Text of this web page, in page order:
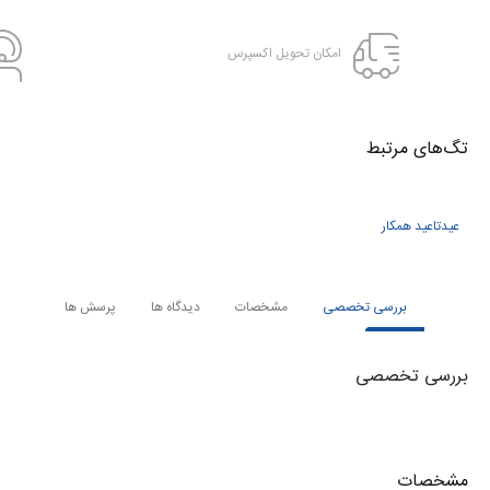
امکان تحویل اکسپرس
تگ‌های‌ مرتبط
عیدتاعید همکار
بررسی تخصصی مشخصات دیدگاه ها پرسش ها
بررسی تخصصی
مشخصات